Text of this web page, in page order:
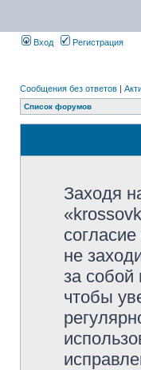
Вход Регистрация
Сообщения без ответов |
Список форумов
Заходя
не
за
чтобы